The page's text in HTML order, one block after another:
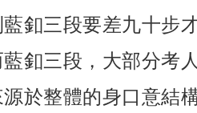
釦三段要差九十步
釦三段，大部分考
於整體的身口意結